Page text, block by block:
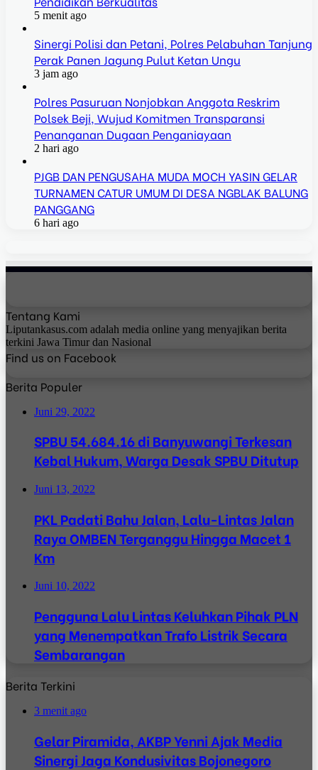
5 menit ago
Sinergi Polisi dan Petani, Polres Pelabuhan Tanjung
Perak Panen Jagung Pulut Ketan Ungu
3 jam ago
Polres Pasuruan Nonjobkan Anggota Reskrim
Polsek Beji, Wujud Komitmen Transparansi
Penanganan Dugaan Penganiayaan
2 hari ago
PJGB DAN PENGUSAHA MUDA MOCH YASIN GELAR
TURNAMEN CATUR UMUM DI DESA NGBLAK BALUNG
PANGGANG
6 hari ago
Tentang Kami
Liputankasus.com adalah media online yang menyajikan berita
terkini Jawa Timur dan Nasional
Find us on Facebook
Berita Populer
Juni 29, 2022
SPBU 54.684.16 di Banyuwangi Terkesan
Kebal Hukum, Warga Desak SPBU Ditutup
Juni 13, 2022
PKL Padati Bahu Jalan, Lalu-Lintas Jalan
Raya OMBEN Terganggu Hingga Macet 1
Km
Juni 10, 2022
Pengguna Lalu Lintas Keluhkan Pihak PLN
yang Menempatkan Trafo Listrik Secara
Sembarangan
Berita Terkini
3 menit ago
Gelar Piramida, AKBP Yenni Ajak Media
Sinergi Jaga Kondusivitas Bojonegoro